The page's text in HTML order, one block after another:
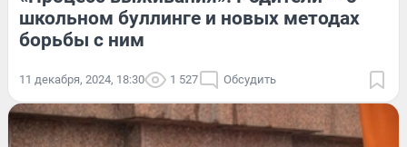
школьном буллинге и новых методах
борьбы с ним
11 декабря, 2024, 18:30 1 527 Обсудить